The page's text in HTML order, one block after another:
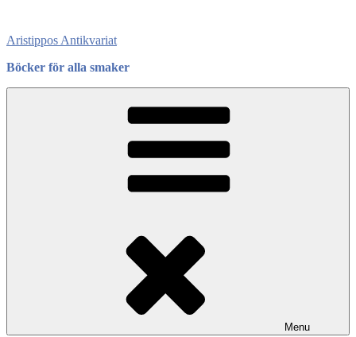
content
Aristippos Antikvariat
Böcker för alla smaker
Menu